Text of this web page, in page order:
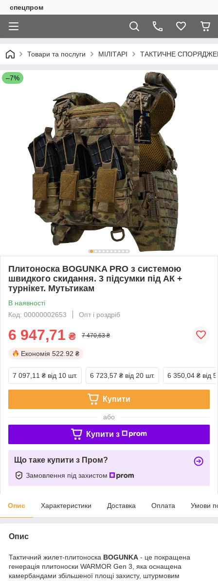
спецпром
Товари та послуги МІЛІТАРІ ТАКТИЧНЕ
–7%
Плитоноска BOGUNKA PRO з системою
швидкого скидання. 3 підсумки під АК +
турнікет. Мутьтикам
В наявності
Код: 00000002653
Опт і роздріб
6 947,71 ₴ 7 470,63 ₴
Економія 522.92 ₴
7 097,11 ₴ від 10 шт. 6 723,57 ₴ від 20 шт. 6 350,04 ₴ від
Купити
або
Купити з
Що таке купити з Пром?
Замовлення під захистом
Опис Характеристики Доставка Оплата Умови
Опис
Тактичний жилет-плитоноска BOGUNKA - це покращена
генерація плитоноски WARMOR Gen 3, яка оснащена
камербандами збільшеної площі захисту, штурмовим